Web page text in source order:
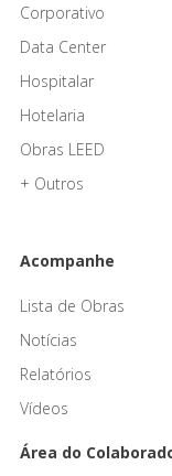
Corporativo
Data Center
Hospitalar
Hotelaria
Obras LEED
+ Outros
Acompanhe
Lista de Obras
Notícias
Relatórios
Vídeos
Área do